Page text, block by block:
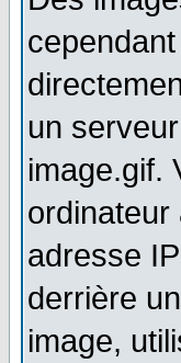
un
image.gif.
adresse
derrière
image,